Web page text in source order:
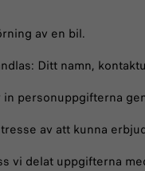
av en bil.
Ditt namn,
personuppgifterna
av att kunna
vi delat uppgifterna